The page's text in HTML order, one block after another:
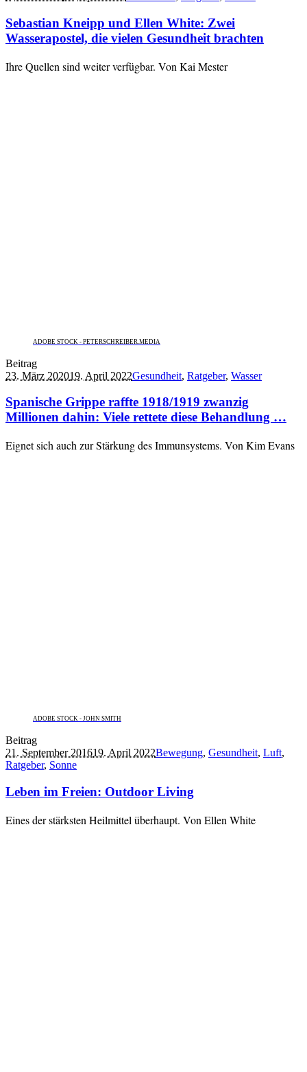
Sebastian Kneipp und Ellen White: Zwei
Wasserapostel, die vielen Gesundheit brachten
Ihre Quellen sind weiter verfügbar. Von Kai Mester
ADOBE STOCK - PETERSCHREIBER.MEDIA
Beitrag
23. März 202019. April 2022Gesundheit, Ratgeber, Wasser
Spanische Grippe raffte 1918/1919 zwanzig
Millionen dahin: Viele rettete diese Behandlung …
Eignet sich auch zur Stärkung des Immunsystems. Von Kim Evans
ADOBE STOCK - JOHN SMITH
Beitrag
21. September 201619. April 2022Bewegung, Gesundheit, Luft,
Ratgeber, Sonne
Leben im Freien: Outdoor Living
Eines der stärksten Heilmittel überhaupt. Von Ellen White